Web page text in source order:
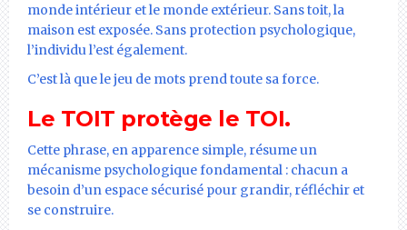
monde intérieur et le monde extérieur. Sans toit, la
maison est exposée. Sans protection psychologique,
l’individu l’est également.
C’est là que le jeu de mots prend toute sa force.
Le TOIT protège le TOI.
Cette phrase, en apparence simple, résume un
mécanisme psychologique fondamental : chacun a
besoin d’un espace sécurisé pour grandir, réfléchir et
se construire.